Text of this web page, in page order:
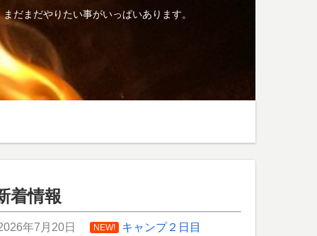
だまだやりたい事がいっぱいあります。
着情報
年7月20日 NEW! キャンプ２日目